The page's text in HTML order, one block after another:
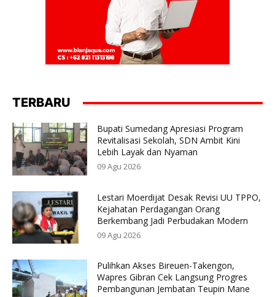
TERBARU
Bupati Sumedang Apresiasi Program
Revitalisasi Sekolah, SDN Ambit Kini
Lebih Layak dan Nyaman
09 Agu 2026
Lestari Moerdijat Desak Revisi UU TPPO,
Kejahatan Perdagangan Orang
Berkembang Jadi Perbudakan Modern
09 Agu 2026
Pulihkan Akses Bireuen-Takengon,
Wapres Gibran Cek Langsung Progres
Pembangunan Jembatan Teupin Mane